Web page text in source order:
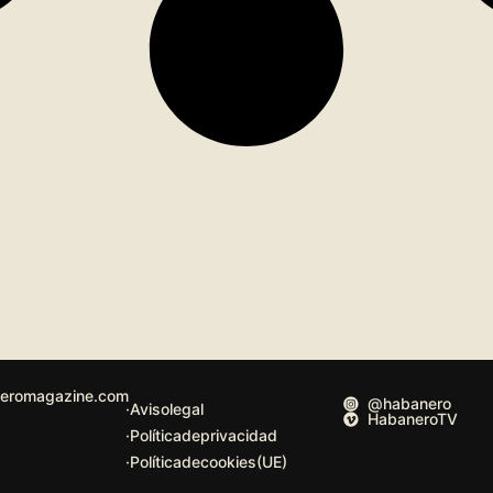
· Aviso legal
· Política de privacidad
· Política de cookies (UE)
@habanero
HabaneroTV